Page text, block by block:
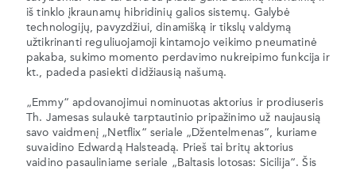
iš tinklo įkraunamų hibridinių galios sistemų. Galybė
technologijų, pavyzdžiui, dinamišką ir tikslų valdymą
užtikrinanti reguliuojamoji kintamojo veikimo pneumatinė
pakaba, sukimo momento perdavimo nukreipimo funkcija ir
kt., padeda pasiekti didžiausią našumą.
„Emmy“ apdovanojimui nominuotas aktorius ir prodiuseris
Th. Jamesas sulaukė tarptautinio pripažinimo už naujausią
savo vaidmenį „Netflix“ seriale „Džentelmenas“, kuriame
suvaidino Edwardą Halsteadą. Prieš tai britų aktorius
vaidino pasauliniame seriale „Baltasis lotosas: Sicilija“. Šis